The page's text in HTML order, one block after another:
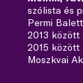
szólista és
Permi
2013 között
2015 között
Moszkvai